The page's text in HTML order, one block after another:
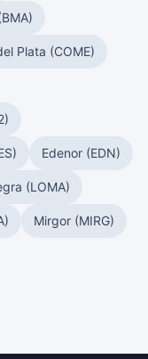
Plata (COME)
Edenor (EDN)
(LOMA)
Mirgor (MIRG)